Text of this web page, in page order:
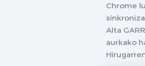
Chrome
Alta
aurkako